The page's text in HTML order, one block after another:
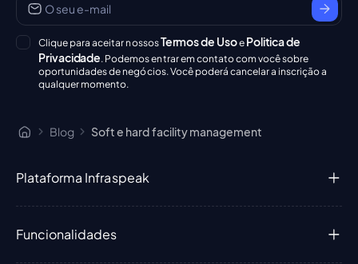
Clique para aceitar nossosTermos de Usoe Politica de
Privacidade. Podemos entrar em contato com você sobre
oportunidades de negócios. Você poderá cancelar a inscrição a
qualquer momento.
Blog Soft e hard facility management
Plataforma Infraspeak
Funcionalidades